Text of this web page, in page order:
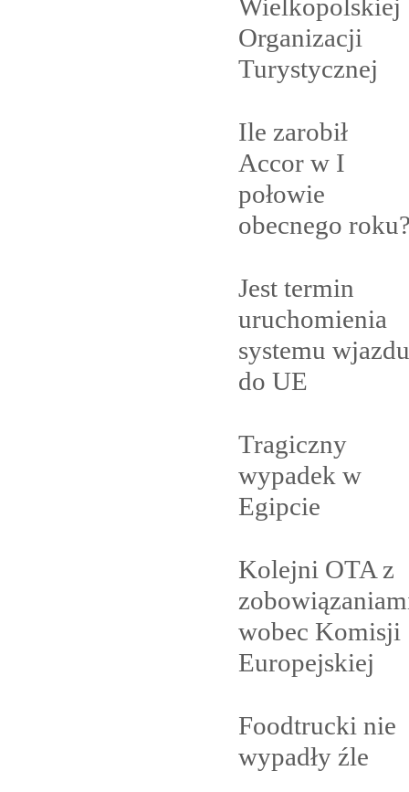
Wielkopolskiej
Organizacji
Turystycznej
Ile zarobił
Accor w I
połowie
obecnego
Jest termin
uruchomienia
systemu wjazdu
do UE
Tragiczny
wypadek w
Egipcie
Kolejni OTA z
wobec Komisji
Europejskiej
Foodtrucki nie
wypadły źle